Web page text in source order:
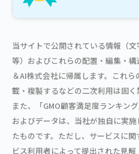
当サイトで公開されている情報（
等）およびこれらの配置・編集・
＆AI株式会社に帰属します。これ
載・複製するなどの二次利用は固く
また、「GMO顧客満足度ランキン
およびデータは、当社が独自に実
たものです。ただし、サービスに
ビス利用者によって提出された見